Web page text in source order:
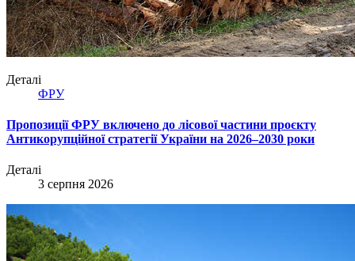
Деталі
ФРУ
Пропозиції ФРУ включено до лісової частини проєкту
Антикорупційної стратегії України на 2026–2030 роки
Деталі
3 серпня 2026